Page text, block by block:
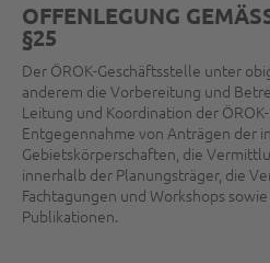
OFFENLEGUNG
25
Der ÖROK-Geschäftsstelle unter
anderem die Vorbereitung und
Leitung und Koordination der
Entgegennahme von Anträgen der
Gebietskörperschaften, die
innerhalb der Planungsträger, die
Fachtagungen und Workshops
Publikationen.